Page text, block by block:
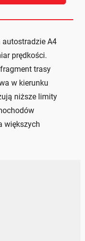
autostradzie A4
prędkości.
trasy
w kierunku
niższe limity
większych